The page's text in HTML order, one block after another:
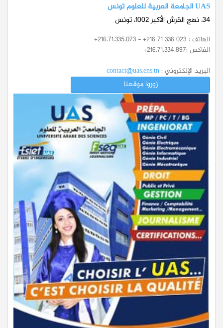
UAS الجامعة العربية للعلوم تونس
34، نهج القرش الأكبر 1002، تونس
الهاتف : +216.71.335.073 - +216 71 336 023
الفاكس :+216.71.334.897
البريد الإلكتروني : contact@uas.ens.tn
زوروا موقعنا